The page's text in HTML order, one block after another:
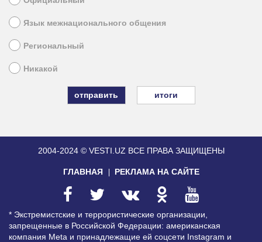
Язык межнационального общения
Региональный
Никакой
итоги
2004-2024 © VESTI.UZ ВСЕ ПРАВА ЗАЩИЩЕНЫ
ГЛАВНАЯ РЕКЛАМА НА САЙТЕ
* Экстремистские и террористические организации,
запрещенные в Российской Федерации: американская
компания Meta и принадлежащие ей соцсети Instagram и